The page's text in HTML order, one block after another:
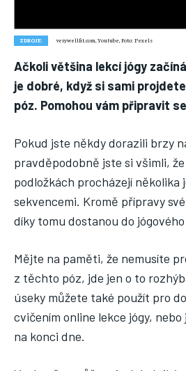
styl, zahrnující nejnovější poznatky o
vyváženou stravu.
ZDRAVÍ
DĚTI
ONEMOCNĚNÍ
FITNESS
ZDROJE: verywellfit.com, Youtube, Foto: Pexels
Ačkoli většina lekcí jógy
je dobré, když si sami
póz. Pomohou vám připravit
Pokud jste někdy dorazili brzy
pravděpodobně jste si všimli,
podložkách procházejí několika
sekvencemi. Kromě přípravy
díky tomu dostanou do
Mějte na paměti, že nemusíte
z těchto póz, jde jen o to
úseky můžete také použít pro
cvičením online lekce jógy,
na konci dne.